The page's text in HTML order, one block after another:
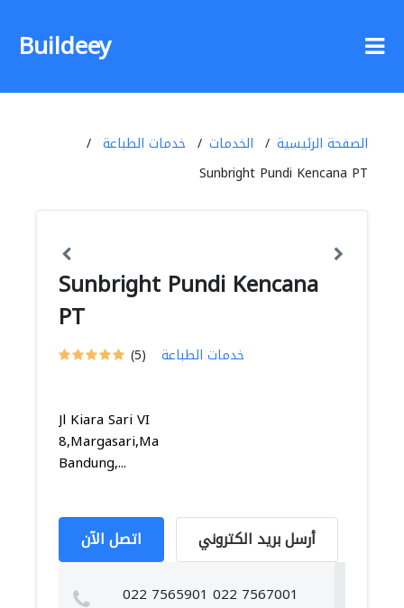
Buildeey
الصفحة الرئيسية الخدمات
خدمات الطباعة
Sunbright Pundi Kencana PT
Sunbright Pundi Kencana
PT
(5) خدمات الطباعة
Jl Kiara Sari VI
8,Margasari,Margacinta,
Bandung,...
اتصل الآن أرسل بريد الكتروني
022 7565901 022 7567001